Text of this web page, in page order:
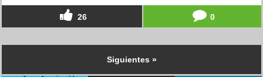
26 0
Siguientes »